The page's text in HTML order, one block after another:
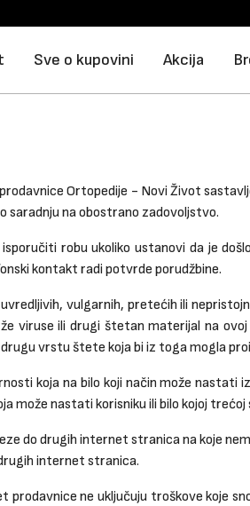
Sve o kupovini Akcija
Ortopedije - Novi Život
saradnju na obostrano zadovoljstvo.
robu ukoliko ustanovi da je
kontakt radi potvrde porudžbine.
vulgarnih, pretećih ili
viruse ili drugi štetan materijal na
vrstu štete koja bi iz toga mogla
koja na bilo koji način može nastati
može nastati korisniku ili bilo kojoj
do drugih internet stranica na koje
internet stranica.
ne uključuju troškove koje